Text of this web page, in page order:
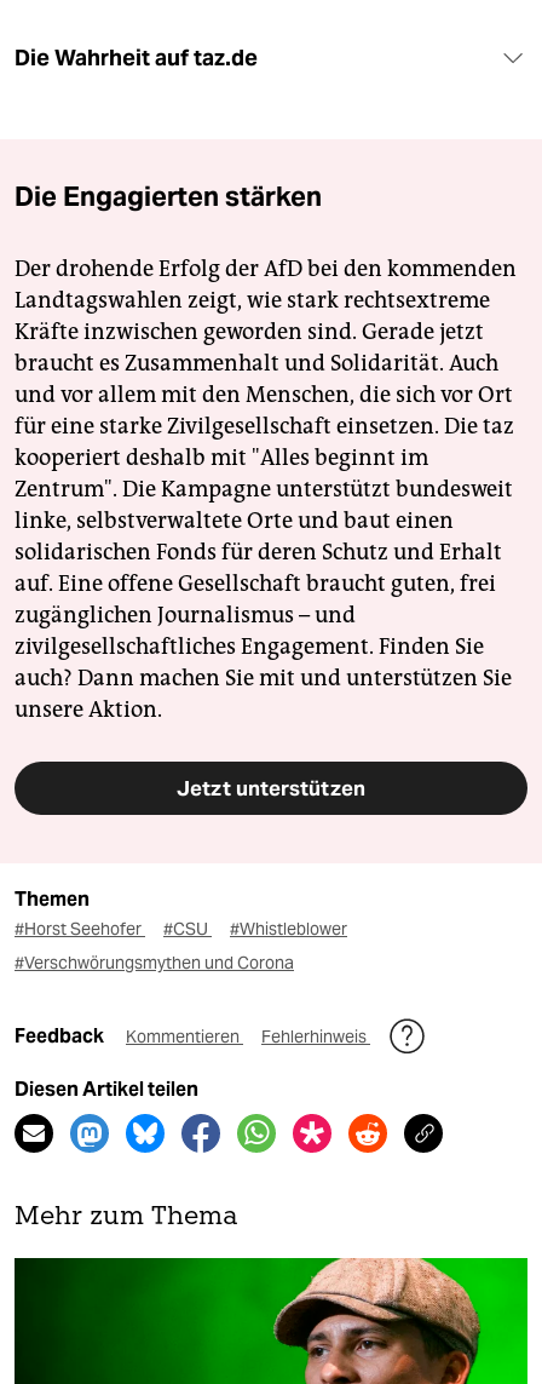
Die Wahrheit auf taz.de
Die Engagierten stärken
Der drohende Erfolg der AfD bei den kommenden
Landtagswahlen zeigt, wie stark rechtsextreme
Kräfte inzwischen geworden sind. Gerade jetzt
braucht es Zusammenhalt und Solidarität. Auch
und vor allem mit den Menschen, die sich vor Ort
für eine starke Zivilgesellschaft einsetzen. Die taz
kooperiert deshalb mit "Alles beginnt im
Zentrum". Die Kampagne unterstützt bundesweit
linke, selbstverwaltete Orte und baut einen
solidarischen Fonds für deren Schutz und Erhalt
auf. Eine offene Gesellschaft braucht guten, frei
zugänglichen Journalismus – und
zivilgesellschaftliches Engagement. Finden Sie
auch? Dann machen Sie mit und unterstützen Sie
unsere Aktion.
Jetzt unterstützen
Themen
#Horst Seehofer #CSU
#Whistleblower
#Verschwörungsmythen und Corona
Feedback Kommentieren Fehlerhinweis
Diesen Artikel teilen
Mehr zum Thema